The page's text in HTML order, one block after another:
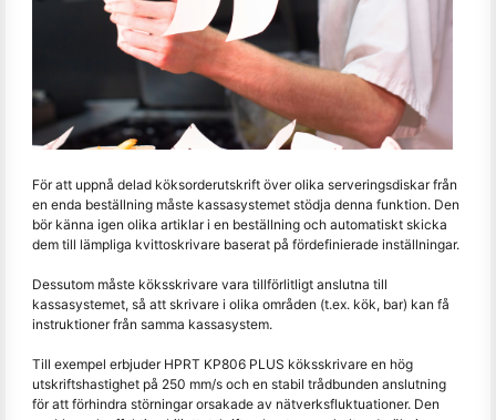
För att uppnå delad köksorderutskrift över olika serveringsdiskar från
en enda beställning måste kassasystemet stödja denna funktion. Den
bör känna igen olika artiklar i en beställning och automatiskt skicka
dem till lämpliga kvittoskrivare baserat på fördefinierade inställningar.
Dessutom måste köksskrivare vara tillförlitligt anslutna till
kassasystemet, så att skrivare i olika områden (t.ex. kök, bar) kan få
instruktioner från samma kassasystem.
Till exempel erbjuder HPRT KP806 PLUS köksskrivare en hög
utskriftshastighet på 250 mm/s och en stabil trådbunden anslutning
för att förhindra störningar orsakade av nätverksfluktuationer. Den